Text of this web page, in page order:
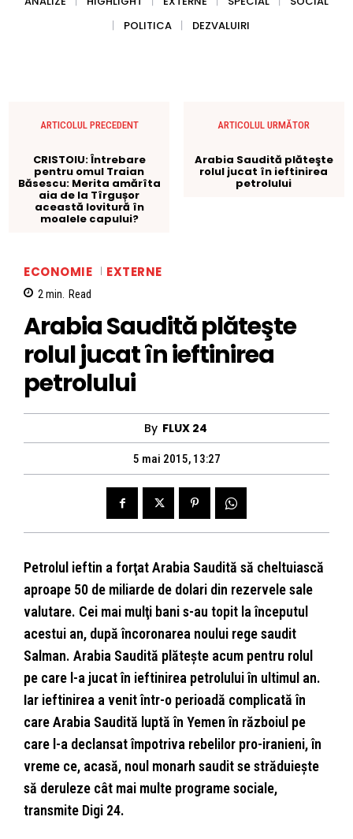
POLITICA
DEZVALUIRI
ARTICOLUL PRECEDENT
CRISTOIU: Întrebare
pentru omul Traian
Băsescu: Merita amărîta
aia de la Tîrgușor
această lovitură în
moalele capului?
ARTICOLUL URMĂTOR
Arabia Saudită plăteşte
rolul jucat în ieftinirea
petrolului